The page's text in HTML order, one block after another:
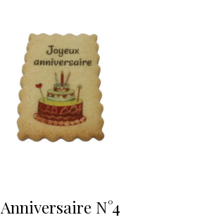
Anniversaire N°4